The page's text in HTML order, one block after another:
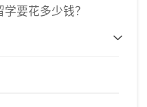
要花多少钱？